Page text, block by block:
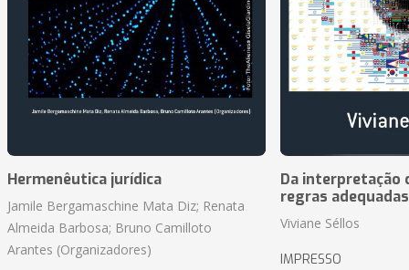
Hermenêutica jurídica
Jamile Bergamaschine Mata Diz; Renata
Almeida Barbosa; Bruno Camilloto
Arantes (Organizadores)
Da interpretação
regras
Viviane Séllos
IMPRESSO